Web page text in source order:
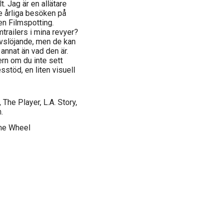
Jag är en allätare
årliga besöken på
Filmspotting.
i mina revyer?
men de kan
än vad den är.
om du inte sett
en liten visuell
Player, L.A. Story,
Wheel